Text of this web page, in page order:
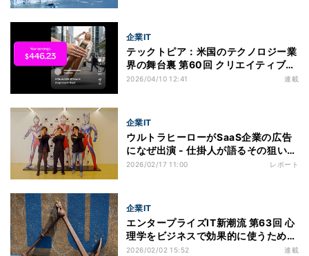
企業IT
テックトピア：米国のテクノロジー業
界の舞台裏 第60回 クリエイティブツ
ールは「使う」から「稼ぐ」へ -
2026/04/10 12:41 連載
企業IT
ウルトラヒーローがSaaS企業の広告
になぜ出演 - 仕掛人が語るその狙いと
反響とは
2026/02/17 11:00 レポート
企業IT
エンタープライズIT新潮流 第63回 心
理学をビジネスで効果的に使うための
考え方7選
2026/02/02 15:52 連載